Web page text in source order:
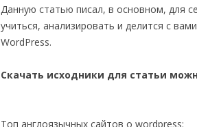
Данную статью писал, в основном, для
учиться, анализировать и делится с
WordPress.
Скачать исходники для статьи
Топ англоязычных сайтов о wordpress: